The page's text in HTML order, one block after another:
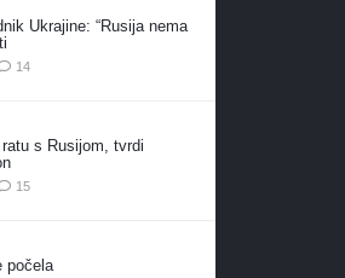
Ukrajine: “Rusija nema
14komentara
s Rusijom, tvrdi
15komentara
počela